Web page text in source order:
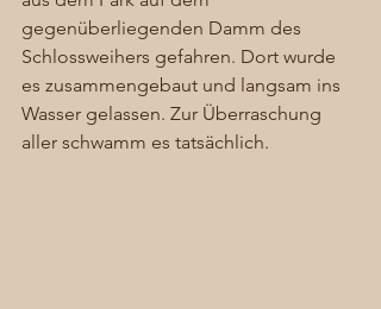
gegenüberliegenden Damm des
Schlossweihers gefahren. Dort wurde
es zusammengebaut und langsam ins
Wasser gelassen. Zur Überraschung
aller schwamm es tatsächlich.